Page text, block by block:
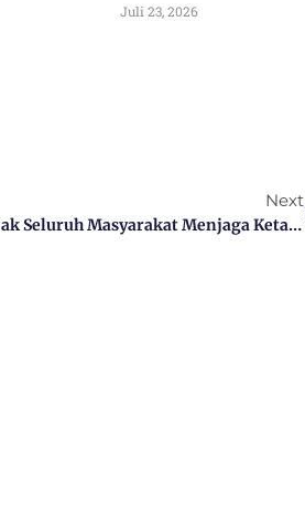
Juli 23, 2026
Next
Memiliki Potensi Besar, DKPP Sumenep Ajak Seluruh Masyarakat Menjaga Ketahanan Pangan